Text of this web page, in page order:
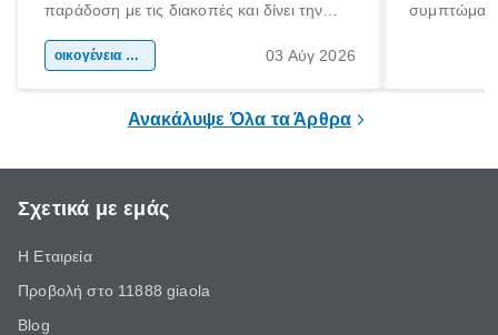
παράδοση με τις διακοπές και δίνει την
χώρας. Είτε πρόκειται για λίγες μέρες
οικογένεια & παιδί 03 Αύγ 2026
Ανακάλυψε Όλα τα Άρθρα
Σχετικά με εμάς
Η Εταιρεία
Προβολή στο 11888 giaola
Blog